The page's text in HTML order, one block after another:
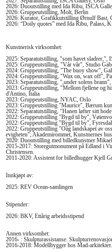
2026: Duoutstilling med Ida Ribu, ISCA
2026: Gruppeutstilling, Molt, Berlin
2026: Kurator, Grafikkutstilling Ørnulf Bast,
2026: “Doily quotes” med Ida Ribu, Palass,
Kunstnerisk virksomhet:
2025: Separatutstilling, "som havet sladrer,",
2025: Gruppeutstilling, "Vår vår", Studio
2024: Gruppeutstilling, "The buoy show",
2024: Gruppeutstilling, "Wax on, wax off",
2023: Separatutstilling, ",under solens
2023: Gruppeutstilling, "Mellom fjellene og
d'Antino, Italia
2023: Gruppeutstilling, NYAC, Oslo
2023: Gruppeutstilling "Maurice", Bærum
2022: Separatutstilling, "Hanen løfter sitt
2022: Gruppeutstilling "Bygd til by",
2022: Gruppeutstilling "Bygd til by", Fyresdal
2022: Gruppeutstilling "Oåg landskapet av
evigheten", Akademirommet, Kunstnernes
2020: Duoutstilling med billedkunstner
2015-2017: Storegutmonument på Edland i
Christensen.
2011-2020: Assistent for billedhugger Kjell
Innkjøpt av:
2025: REV Ocean-samlingen
Stipender:
2026: BKV, Ettårig arbeidsstipend
Annen virksomhet:
2016- : Skulpturassistanse.
2016-2018: Modellbygger hos Mad-arkitekter.